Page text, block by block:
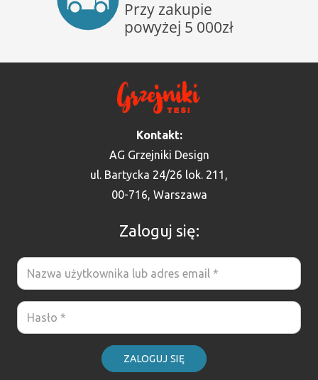
Kontakt:
AG Grzejniki Design
ul. Bartycka 24/26 lok. 211,
00-716, Warszawa
Zaloguj się:
ZALOGUJ SIĘ